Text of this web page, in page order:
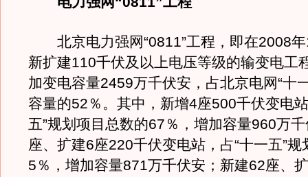
北京电力强网“0811”工程，即在2008年
新扩建110千伏及以上电压等级的输变电工
加变电容量2459万千伏安，占北京电网“十
容量的52％。其中，新增4座500千伏变电
五”规划项目总数的67％，增加容量960万
座、扩建6座220千伏变电站，占“十一五”
5％，增加容量871万千伏安；新建62座、